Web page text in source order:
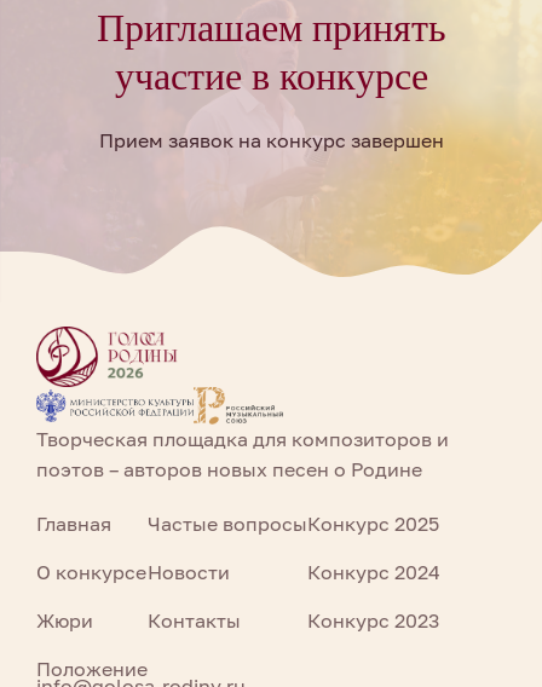
Приглашаем принять
участие в конкурсе
Прием заявок на конкурс завершен
Творческая площадка для композиторов и
поэтов – авторов новых песен о Родине
Главная
О конкурсе
Жюри
Положение
Частые вопросы
Новости
Контакты
Конкурс 2025
Конкурс 2024
Конкурс 2023